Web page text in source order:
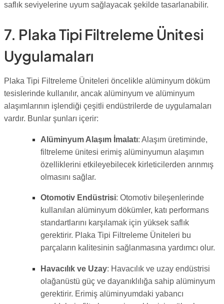
saflık seviyelerine uyum sağlayacak şekilde tasarlanabilir.
7. Plaka Tipi Filtreleme Ünitesi
Uygulamaları
Plaka Tipi Filtreleme Üniteleri öncelikle alüminyum döküm
tesislerinde kullanılır, ancak alüminyum ve alüminyum
alaşımlarının işlendiği çeşitli endüstrilerde de uygulamaları
vardır. Bunlar şunları içerir:
Alüminyum Alaşım İmalatı: Alaşım üretiminde,
filtreleme ünitesi erimiş alüminyumun alaşımın
özelliklerini etkileyebilecek kirleticilerden arınmış
olmasını sağlar.
Otomotiv Endüstrisi: Otomotiv bileşenlerinde
kullanılan alüminyum dökümler, katı performans
standartlarını karşılamak için yüksek saflık
gerektirir. Plaka Tipi Filtreleme Üniteleri bu
parçaların kalitesinin sağlanmasına yardımcı olur.
Havacılık ve Uzay: Havacılık ve uzay endüstrisi
olağanüstü güç ve dayanıklılığa sahip alüminyum
gerektirir. Erimiş alüminyumdaki yabancı